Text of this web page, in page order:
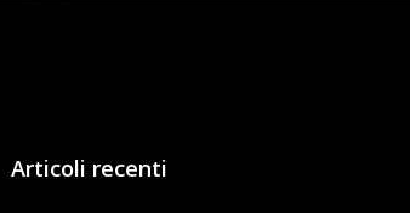
Articoli recenti